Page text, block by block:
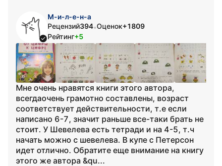
М-и-л-е-н-а
Рецензий394•Оценок+1809
Рейтинг+5
Мне очень нравятся книги этого автора,
всегдаочень грамотно составлены, возраст
соответствует действительности, т.е если
написано 6-7, значит раньше все-таки брать не
стоит. У Шевелева есть тетради и на 4-5, т.ч
начать можно с шевелева. В купе с Петерсон
идет отлично. Обратите еще внимание на книгу
этого же автора &qu...